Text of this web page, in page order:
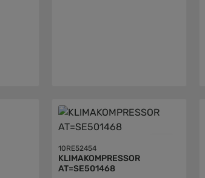
10RE52454
KLIMAKOMPRESSOR
AT=SE501468